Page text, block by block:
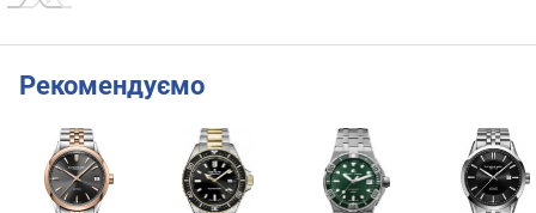
Рекомендуємо